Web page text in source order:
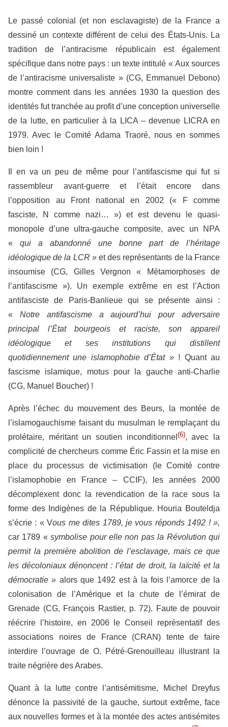
Le passé colonial (et non esclavagiste) de la France a
dessiné un contexte différent de celui des États-Unis. La
tradition de l’antiracisme républicain est également
spécifique dans notre pays : un texte intitulé « Aux sources
de l’antiracisme universaliste » (CG, Emmanuel Debono)
montre comment dans les années 1930 la question des
identités fut tranchée au profit d’une conception universelle
de la lutte, en particulier à la LICA –devenue LICRA en
1979. Avec le Comité Adama Traoré, nous en sommes
bien loin !
Il en va un peu de même pour l’antifascisme qui fut si
rassembleur avant-guerre et l’était encore dans
l’opposition au Front national en 2002 (« F comme
fasciste, N comme nazi… ») et est devenu le quasi-
monopole d’une ultra-gauche composite, avec un NPA
« qui a abandonné une bonne part de l’héritage
idéologique de la LCR »et des représentants de la France
insoumise (CG, Gilles Vergnon « Métamorphoses de
l’antifascisme »). Un exemple extrême en est l’Action
antifasciste de Paris-Banlieue qui se présente ainsi :
« Notre antifascisme a aujourd’hui pour adversaire
principal l’État bourgeois et raciste, son appareil
idéologique et ses institutions qui distillent
quotidiennement une islamophobie d’État »! Quant au
fascisme islamique, motus pour la gauche anti-Charlie
(CG, Manuel Boucher) !
Après l’échec du mouvement des Beurs, la montée de
l’islamogauchisme faisant du musulman le remplaçant du
prolétaire, méritant un soutien inconditionnel (6), avec la
complicité de chercheurs comme Éric Fassin et la mise en
place du processus de victimisation (le Comité contre
l’islamophobie en France – CCIF), les années 2000
décomplexent donc la revendication de la race sous la
forme des Indigènes de la République. Houria Bouteldja
s’écrie : « Vous me dites 1789, je vous réponds 1492 ! »,
car 1789 «symbolise pour elle non pas la Révolution qui
permit la première abolition de l’esclavage, mais ce que
les décoloniaux dénoncent : l’état de droit, la laïcité et la
démocratie » alors que 1492 est à la fois l’amorce de la
colonisation de l’Amérique et la chute de l’émirat de
Grenade (CG, François Rastier, p. 72). Faute de pouvoir
réécrire l’histoire, en 2006 le Conseil représentatif des
associations noires de France (CRAN) tente de faire
interdire l’ouvrage de O. Pétré-Grenouilleau illustrant la
traite négrière des Arabes.
Quant à la lutte contre l’antisémitisme, Michel Dreyfus
dénonce la passivité de la gauche, surtout extrême, face
aux nouvelles formes et à la montée des actes antisémites